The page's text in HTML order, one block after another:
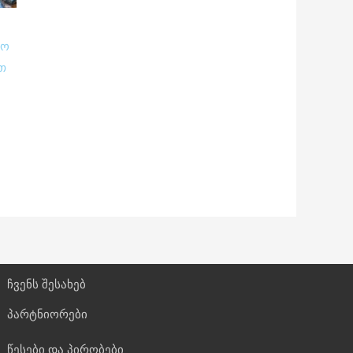
ჩვენს შესახებ
პარტნიორები
წესები და პირობები